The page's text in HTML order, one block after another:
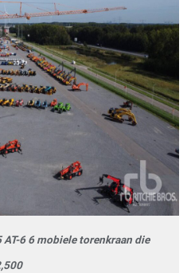
6 6 mobiele torenkraan die